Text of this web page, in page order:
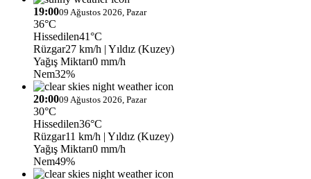
19:0009 Ağustos 2026, Pazar
36°C
Hissedilen41°C
Rüzgar27 km/h | Yıldız (Kuzey)
Yağış Miktarı0 mm/h
Nem32%
20:0009 Ağustos 2026, Pazar
30°C
Hissedilen36°C
Rüzgar11 km/h | Yıldız (Kuzey)
Yağış Miktarı0 mm/h
Nem49%